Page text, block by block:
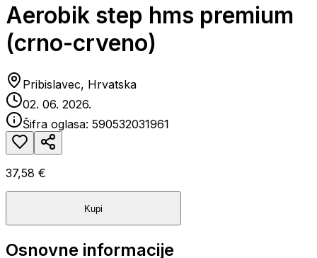
Aerobik step hms premium
(crno-crveno)
Pribislavec, Hrvatska
02. 06. 2026.
Šifra oglasa: 590532031961
37,58 €
Kupi
Osnovne informacije